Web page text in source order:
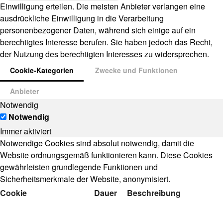
Einwilligung erteilen. Die meisten Anbieter verlangen eine
ausdrückliche Einwilligung in die Verarbeitung
personenbezogener Daten, während sich einige auf ein
berechtigtes Interesse berufen. Sie haben jedoch das Recht,
der Nutzung des berechtigten Interesses zu widersprechen.
Cookie-Kategorien Zwecke und Funktionen
Anbieter
Notwendig
Notwendig
Immer aktiviert
Notwendige Cookies sind absolut notwendig, damit die
Website ordnungsgemäß funktionieren kann. Diese Cookies
gewährleisten grundlegende Funktionen und
Sicherheitsmerkmale der Website, anonymisiert.
Cookie
Dauer Beschreibung